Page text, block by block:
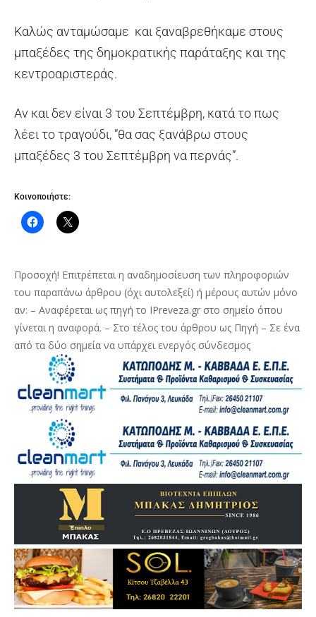
Καλώς ανταμώσαμε και ξαναβρεθήκαμε στους
μπαξέδες της δημοκρατικής παράταξης και της
κεντροαριστεράς.
Αν και δεν είναι 3 του Σεπτέμβρη, κατά το πως
λέει το τραγούδι, ”θα σας ξανάβρω στους
μπαξέδες 3 του Σεπτέμβρη να περνάς”.
Κοινοποιήστε:
Προσοχή! Επιτρέπεται η αναδημοσίευση των πληροφοριών
του παραπάνω άρθρου (όχι αυτολεξεί) ή μέρους αυτών μόνο
αν: – Αναφέρεται ως πηγή το IPreveza.gr στο σημείο όπου
γίνεται η αναφορά. – Στο τέλος του άρθρου ως Πηγή – Σε ένα
από τα δύο σημεία να υπάρχει ενεργός σύνδεσμος